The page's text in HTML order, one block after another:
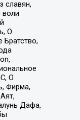
славян,
воли
О
О
Фирма,
Дафа,